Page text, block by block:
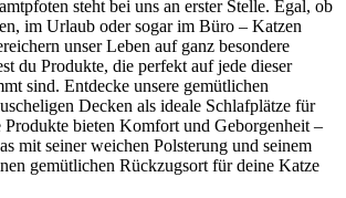
steht bei uns an erster Stelle. Egal, ob
im Urlaub oder sogar im Büro – Katzen
unser Leben auf ganz besondere
du Produkte, die perfekt auf jede dieser
sind. Entdecke unsere gemütlichen
Decken als ideale Schlafplätze für
Produkte bieten Komfort und Geborgenheit –
mit seiner weichen Polsterung und seinem
gemütlichen Rückzugsort für deine Katze